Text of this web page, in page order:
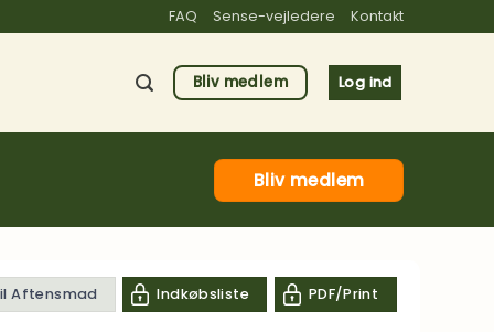
FAQ Sense-vejledere Kontakt
Bliv medlem Log ind
Bliv medlem
Aftensmad Indkøbsliste PDF/Print